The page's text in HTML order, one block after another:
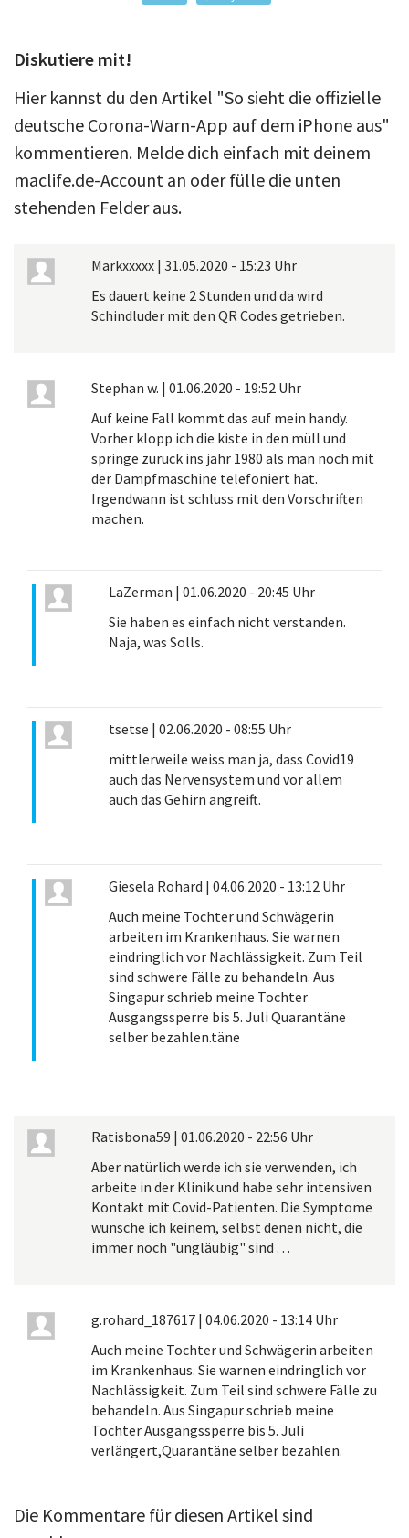
Diskutiere mit!
Hier kannst du den Artikel "So sieht die offizielle
deutsche Corona-Warn-App auf dem iPhone aus"
kommentieren. Melde dich einfach mit deinem
maclife.de-Account an oder fülle die unten
stehenden Felder aus.
Markxxxxx | 31.05.2020 - 15:23 Uhr
Es dauert keine 2 Stunden und da wird
Schindluder mit den QR Codes getrieben.
Stephan w. | 01.06.2020 - 19:52 Uhr
Auf keine Fall kommt das auf mein handy.
Vorher klopp ich die kiste in den müll und
springe zurück ins jahr 1980 als man noch mit
der Dampfmaschine telefoniert hat.
Irgendwann ist schluss mit den Vorschriften
machen.
LaZerman | 01.06.2020 - 20:45 Uhr
Sie haben es einfach nicht verstanden.
Naja, was Solls.
tsetse | 02.06.2020 - 08:55 Uhr
mittlerweile weiss man ja, dass Covid19
auch das Nervensystem und vor allem
auch das Gehirn angreift.
Giesela Rohard | 04.06.2020 - 13:12 Uhr
Auch meine Tochter und Schwägerin
arbeiten im Krankenhaus. Sie warnen
eindringlich vor Nachlässigkeit. Zum Teil
sind schwere Fälle zu behandeln. Aus
Singapur schrieb meine Tochter
Ausgangssperre bis 5. Juli Quarantäne
selber bezahlen.täne
Ratisbona59 | 01.06.2020 - 22:56 Uhr
Aber natürlich werde ich sie verwenden, ich
arbeite in der Klinik und habe sehr intensiven
Kontakt mit Covid-Patienten. Die Symptome
wünsche ich keinem, selbst denen nicht, die
immer noch "ungläubig" sind . . .
g.rohard_187617 | 04.06.2020 - 13:14 Uhr
Auch meine Tochter und Schwägerin arbeiten
im Krankenhaus. Sie warnen eindringlich vor
Nachlässigkeit. Zum Teil sind schwere Fälle zu
behandeln. Aus Singapur schrieb meine
Tochter Ausgangssperre bis 5. Juli
verlängert,Quarantäne selber bezahlen.
Die Kommentare für diesen Artikel sind